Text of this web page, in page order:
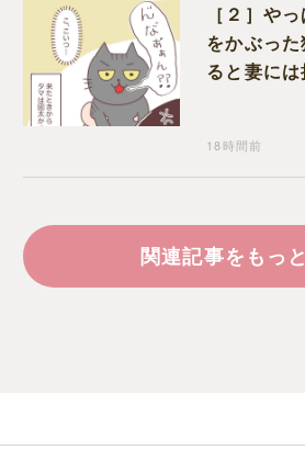
［２］や
をかぶっ
ると妻に
18時間前
関連記事をもっ